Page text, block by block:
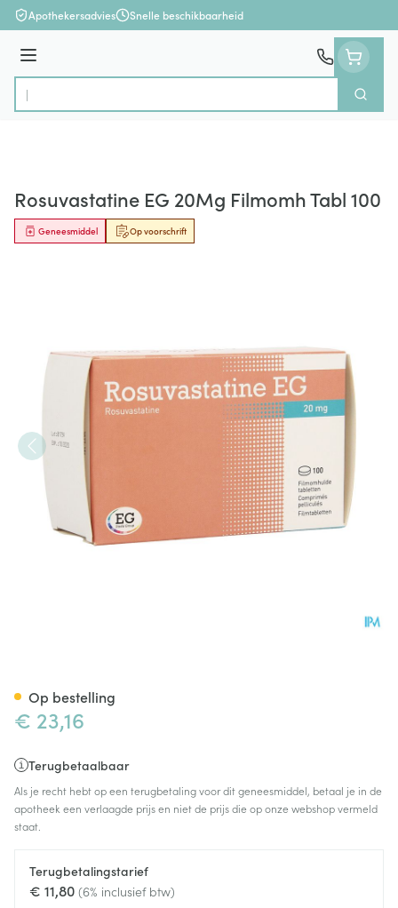
Ga naar de inhoud
Apothekersadvies Snelle beschikbaarheid
Menu
Product, merk, categorie...
Zoek
Rosuvastatine EG 20Mg Filmomh Tabl 100
Op voorschrift
Geneesmiddel
€ 23,16
Terugbetaalbaar
Als je recht hebt op een terugbetaling voor dit geneesmiddel, betaal je in de
apotheek een verlaagde prijs en niet de prijs die op onze webshop vermeld
staat.
Terugbetalingstarief
€ 11,80 (6% inclusief btw)
Op bestelling